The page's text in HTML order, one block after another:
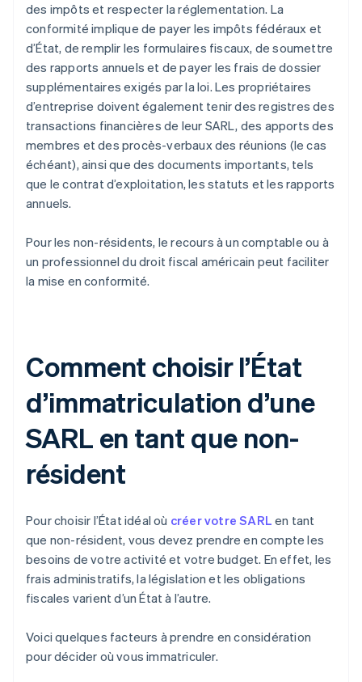
des impôts et respecter la réglementation. La
conformité implique de payer les impôts fédéraux et
d’État, de remplir les formulaires fiscaux, de soumettre
des rapports annuels et de payer les frais de dossier
supplémentaires exigés par la loi. Les propriétaires
d’entreprise doivent également tenir des registres des
transactions financières de leur SARL, des apports des
membres et des procès-verbaux des réunions (le cas
échéant), ainsi que des documents importants, tels
que le contrat d’exploitation, les statuts et les rapports
annuels.
Pour les non-résidents, le recours à un comptable ou à
un professionnel du droit fiscal américain peut faciliter
la mise en conformité.
Comment choisir l’État
d’immatriculation d’une
SARL en tant que non-
résident
Pour choisir l’État idéal où créer votre SARL en tant
que non-résident, vous devez prendre en compte les
besoins de votre activité et votre budget. En effet, les
frais administratifs, la législation et les obligations
fiscales varient d’un État à l’autre.
Voici quelques facteurs à prendre en considération
pour décider où vous immatriculer.